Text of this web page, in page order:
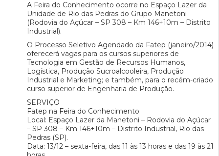
A Feira do Conhecimento ocorre no Espaço Lazer da
Unidade de Rio das Pedras do Grupo Manetoni
(Rodovia do Açúcar – SP 308 – Km 146+10m – Distrito
Industrial).
O Processo Seletivo Agendado da Fatep (janeiro/2014)
oferecerá vagas para os cursos superiores de
Tecnologia em Gestão de Recursos Humanos,
Logística, Produção Sucroalcooleira, Produção
Industrial e Marketing; e também, para o recém-criado
curso superior de Engenharia de Produção.
SERVIÇO
Fatep na Feira do Conhecimento
Local: Espaço Lazer da Manetoni – Rodovia do Açúcar
– SP 308 – Km 146+10m – Distrito Industrial, Rio das
Pedras (SP).
Data: 13/12 – sexta-feira, das 11 às 13 horas e das 19 às 21